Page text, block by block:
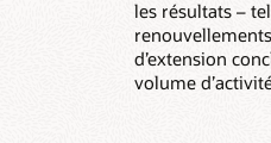
les résultats –
d’extension
volume